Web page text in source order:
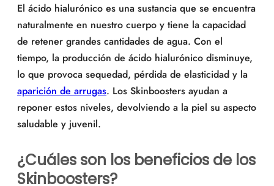
El ácido hialurónico es una sustancia que se encuentra
naturalmente en nuestro cuerpo y tiene la capacidad
de retener grandes cantidades de agua. Con el
tiempo, la producción de ácido hialurónico disminuye,
lo que provoca sequedad, pérdida de elasticidad y la
aparición de arrugas. Los Skinboosters ayudan a
reponer estos niveles, devolviendo a la piel su aspecto
saludable y juvenil.
¿Cuáles son los beneficios de los
Skinboosters?